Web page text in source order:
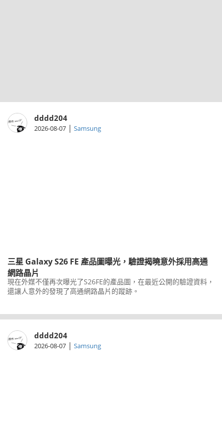
dddd204
2026-08-07 | Samsung
三星 Galaxy S26 FE 產品圖曝光，驗證揭曉意外採用高通
網路晶片
現在外媒不僅再次曝光了S26FE的產品圖，在最近公開的驗證資料，
還讓人意外的發現了高通網路晶片的蹤跡。
dddd204
2026-08-07 | Samsung